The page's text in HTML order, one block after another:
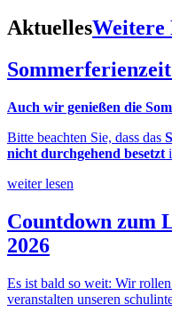
AktuellesWeitere
Auch wir genießen die
Bitte beachten Sie, dass das
nicht durchgehend besetzt
weiter lesen
Countdown zum
2026
Es ist bald so weit: Wir
veranstalten unseren